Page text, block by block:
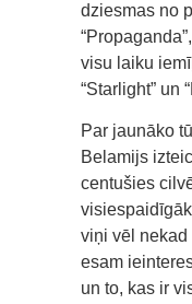
dziesmas no
visu laiku
“Starlight” un
Par jaunāko
Belamijs
centušies
viņi vēl nekad
esam
un to, kas ir